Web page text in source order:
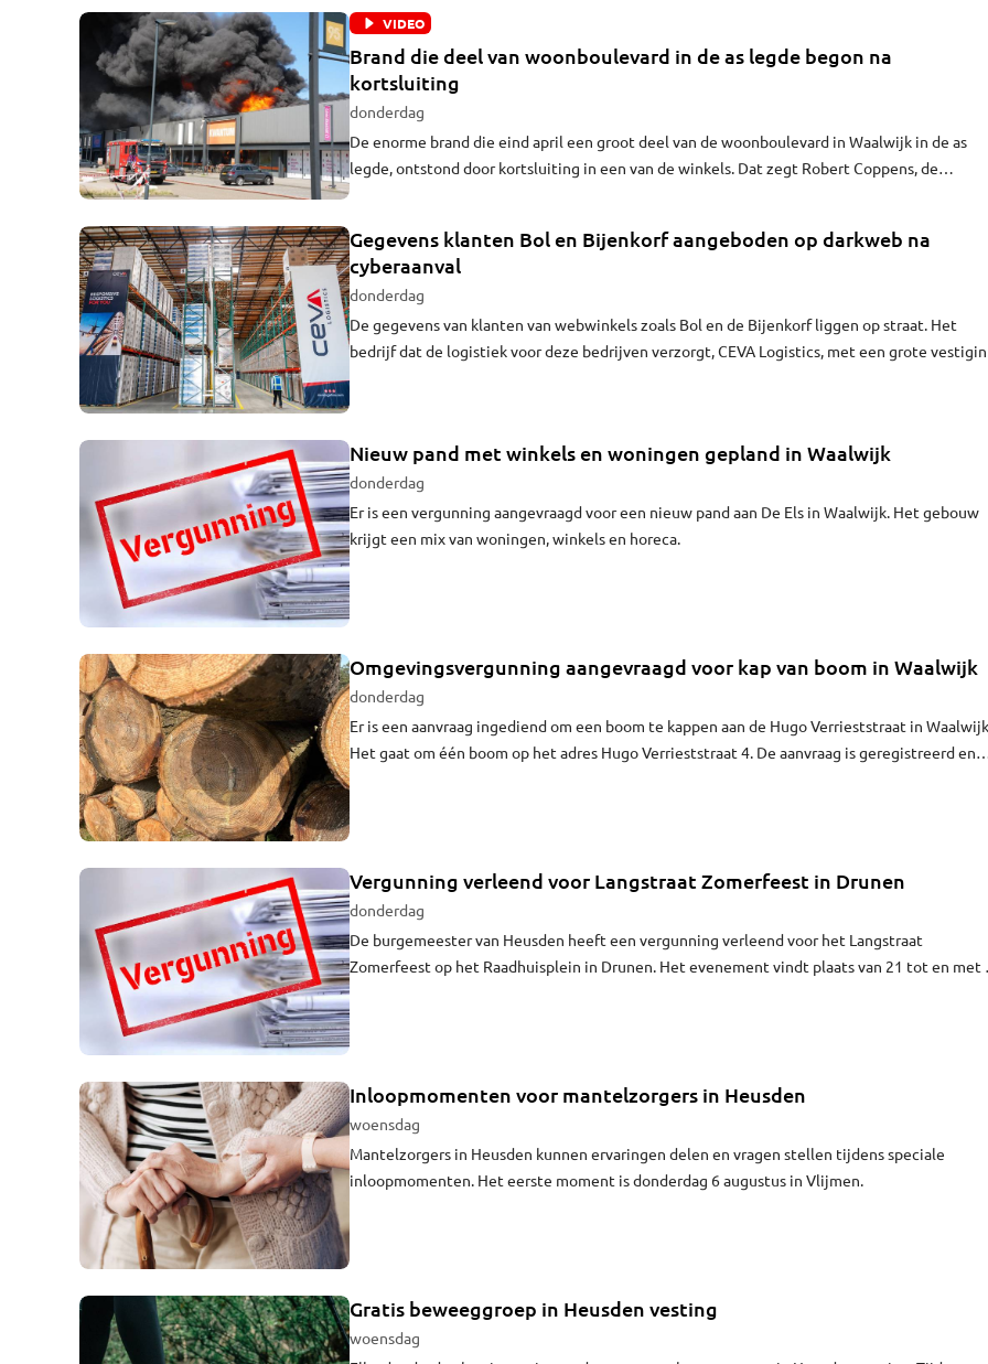
VIDEO
Brand die deel van woonboulevard in de as legde begon na
kortsluiting
donderdag
De enorme brand die eind april een groot deel van de woonboulevard in Waalwijk in de as
legde, ontstond door kortsluiting in een van de winkels. Dat zegt Robert Coppens, de
Gegevens klanten Bol en Bijenkorf aangeboden op darkweb na
cyberaanval
donderdag
De gegevens van klanten van webwinkels zoals Bol en de Bijenkorf liggen op straat. Het
bedrijf dat de logistiek voor deze bedrijven verzorgt, CEVA Logistics, met een grote vestiging
Nieuw pand met winkels en woningen gepland in Waalwijk
donderdag
Er is een vergunning aangevraagd voor een nieuw pand aan De Els in Waalwijk. Het gebouw
krijgt een mix van woningen, winkels en horeca.
Omgevingsvergunning aangevraagd voor kap van boom in Waalwijk
donderdag
Er is een aanvraag ingediend om een boom te kappen aan de Hugo Verrieststraat in Waalwijk.
Het gaat om één boom op het adres Hugo Verrieststraat 4. De aanvraag is geregistreerd en
Vergunning verleend voor Langstraat Zomerfeest in Drunen
donderdag
De burgemeester van Heusden heeft een vergunning verleend voor het Langstraat
Zomerfeest op het Raadhuisplein in Drunen. Het evenement vindt plaats van 21 tot en met
Inloopmomenten voor mantelzorgers in Heusden
woensdag
Mantelzorgers in Heusden kunnen ervaringen delen en vragen stellen tijdens speciale
inloopmomenten. Het eerste moment is donderdag 6 augustus in Vlijmen.
Gratis beweeggroep in Heusden vesting
woensdag